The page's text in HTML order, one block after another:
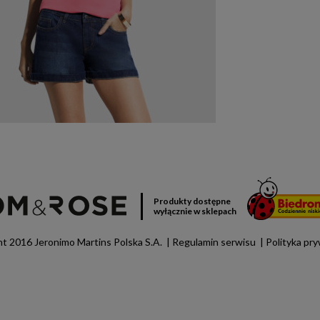
Produkty dostępne
wyłącznie w sklepach
2016 Jeronimo Martins Polska S.A. Regulamin serwisu Polityka